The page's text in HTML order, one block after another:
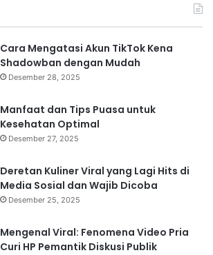
Cara Mengatasi Akun TikTok Kena
Shadowban dengan Mudah
Desember 28, 2025
Manfaat dan Tips Puasa untuk
Kesehatan Optimal
Desember 27, 2025
Deretan Kuliner Viral yang Lagi Hits di
Media Sosial dan Wajib Dicoba
Desember 25, 2025
Mengenal Viral: Fenomena Video Pria
Curi HP Pemantik Diskusi Publik